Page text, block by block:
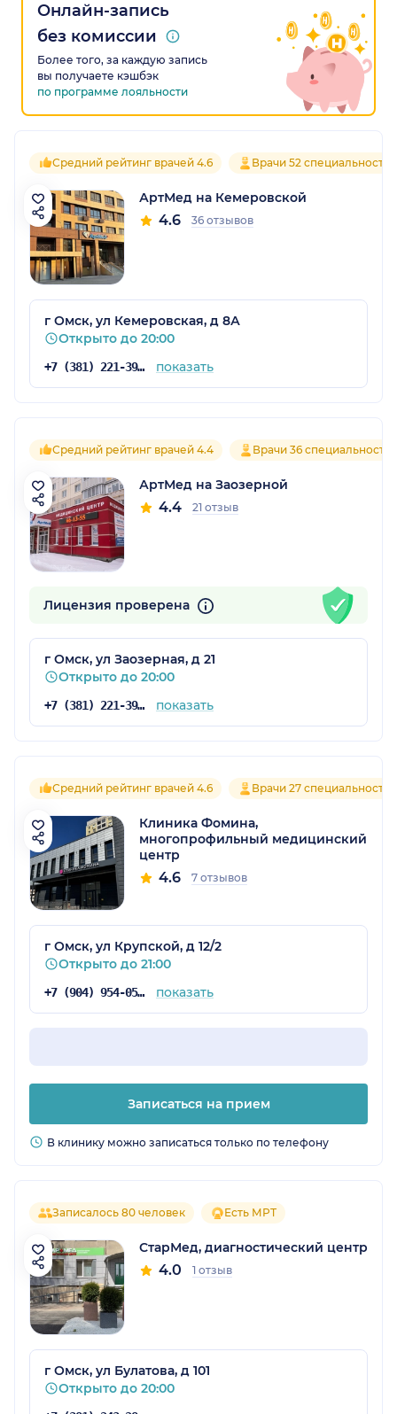
Онлайн-запись
без комиссии
Более того, за каждую запись
вы получаете кэшбэк
по программе лояльности
Средний рейтинг врачей 4.6 Врачи 52 специальностей
АртМед на Кемеровской
4.6 36 отзывов
г Омск, ул Кемеровская, д 8А
Открыто до 20:00
+7 (381) 221-39-99 показать
Средний рейтинг врачей 4.4 Врачи 36
АртМед на Заозерной
4.4 21 отзыв
Лицензия проверена
г Омск, ул Заозерная, д 21
Открыто до 20:00
+7 (381) 221-39-99 показать
Средний рейтинг врачей 4.6 Врачи 27 специальностей
Клиника Фомина,
многопрофильный медицинский
центр
4.6 7 отзывов
г Омск, ул Крупской, д 12/2
Открыто до 21:00
+7 (904) 954-05-67 показать
Записаться на прием
В клинику можно записаться только по телефону
Записалось 80 человек Есть МРТ
СтарМед, диагностический центр
4.0 1 отзыв
г Омск, ул Булатова, д 101
Открыто до 20:00